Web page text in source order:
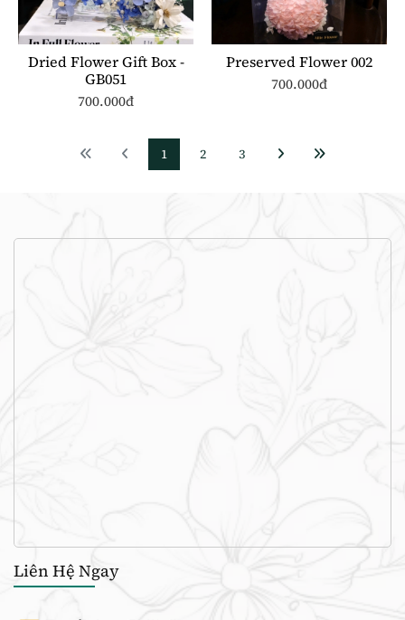
Dried Flower Gift Box -
GB051
700.000đ
Preserved Flower 002
700.000đ
1 2 3
Liên Hệ Ngay